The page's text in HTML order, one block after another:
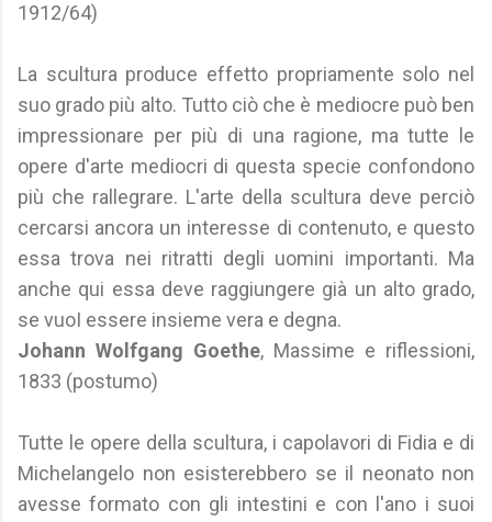
1912/64)
La scultura produce effetto propriamente solo nel
suo grado più alto. Tutto ciò che è mediocre può ben
impressionare per più di una ragione, ma tutte le
opere d'arte mediocri di questa specie confondono
più che rallegrare. L'arte della scultura deve perciò
cercarsi ancora un interesse di contenuto, e questo
essa trova nei ritratti degli uomini importanti. Ma
anche qui essa deve raggiungere già un alto grado,
se vuoI essere insieme vera e degna.
Johann Wolfgang Goethe, Massime e riflessioni,
1833 (postumo)
Tutte le opere della scultura, i capolavori di Fidia e di
Michelangelo non esisterebbero se il neonato non
avesse formato con gli intestini e con l'ano i suoi